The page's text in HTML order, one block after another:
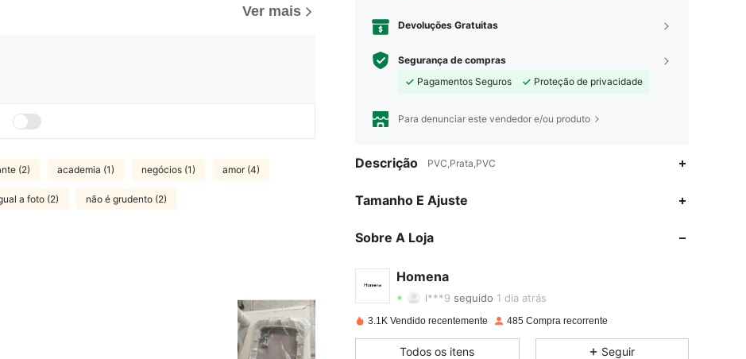
Ver mais
(2) academia (1) negócios (1) amor (4)
a foto (2) não é grudento (2)
Devoluções Gratuitas
Segurança de compras
Pagamentos Seguros
Proteção de privacidade
Para denunciar este vendedor e/ou produto
Descrição PVC,Prata,PVC
Tamanho E Ajuste
Sobre A Loja
Homena
4,78
4,78
4,78
l***9 seguido 1 dia atrás
4,78
3.1K Vendido recentemente 485 Compra recorrente
Todos os itens Seguir